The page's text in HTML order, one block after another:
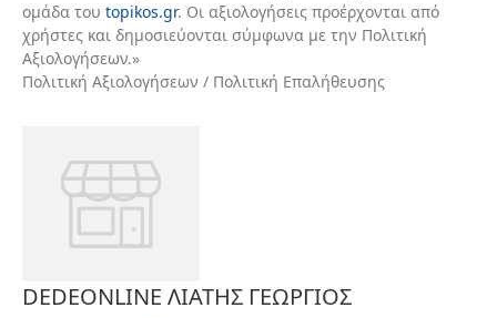
ομάδα του topikos.gr. Οι αξιολογήσεις προέρχονται από
χρήστες και δημοσιεύονται σύμφωνα με την Πολιτική
Αξιολογήσεων.»
Πολιτική Αξιολογήσεων / Πολιτική Επαλήθευσης
DEDEONLINE ΛΙΑΤΗΣ ΓΕΩΡΓΙΟΣ